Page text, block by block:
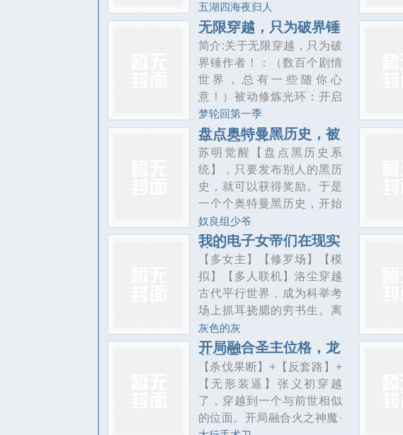
垒。当别人为半块压缩饼干
拼命时，他的房车已装载着
自动净水系统和微型生态农
场。但真正的危机来自迷雾
深处——那些杀不死的诡异
追逐着迁
叛国，垂暮祖母泣血相护，
稚弱幼弟屡遭欺辱，伪善城
主布下天罗地网，要将木家
连根拔起。绝境之中，【万
界植道蜕变系统】骤然激
活，他悟透植道九变，执掌
万植生杀。指尖微动可借风
索命，破封睁眼便瞬杀恶
奴，以寄生种子破连环死
局，召上古战植挡灭世兽
潮，掀翻城主的邪修阴谋，
撞破域外种族的百年收割大
计。从青木城人人可欺的
五湖四海夜归人
无限穿越，只为破界锤
作者！
简介:关于无限穿越，只为破
界锤作者！：（数百个剧情
世界，总有一些随你心
意！）被动修炼光环：开启
后，所学功法、技能全部进
入自动修炼状态……被动穿
越光环：当前世界剧情参与
到达到30%以上，即可再次
穿越……被动敌意光环：感
知任意对宿主产生敌意的目
标，锁定目标位置，通过消
耗积分，可控制目标行为甚
至意志……这是无敌文，走
的是情怀和设定，作者会尽
最大可能还原每一个世界中
的剧情角铯。不脑残，不虐
主，纯爽文，希望
梦轮回第一季
盘点奥特曼黑历史，被
光之国追杀
苏明觉醒【盘点黑历史系
统】，只要发布别人的黑历
史，就可以获得奖励。于是
一个个奥特曼黑历史，开始
展示在诸天万界！炎头队
长！分尸狂魔！近战法师！
巴巴尔你个狗杂种！！消灭
奥特曼的计划，是佐菲制定
的！谢谢你，泰罗！奥特之
王，你为什么折断奥特钥
匙？！我只是个科学家，没
有他们那样的力量！！……
一个个关于光之国的名场面
不断展现在诸天万界，让无
数人为之震撼，原来这些英
雄还有着这种“黑历史”。佐
菲：“我尼玛！谁是那
奴良组少爷
我的电子女帝们在现实
抢我
【多女主】【修罗场】【模
拟】【多人联机】洛尘穿越
古代平行世界，成为科举考
场上抓耳挠腮的穷书生。离
金榜题名只差最后一篇治国
策论，可他连毛笔都不会
用。好在穿越时绑定历史推
演器，在虚拟推演中可以练
习文章，锻炼技能，只要辅
助皇女登基，就能将练习的
才能带回现实。本想着随便
灰色的灰
开局融合圣主位格，龙
相尽显！
【杀伐果断】+【反套路】+
【无形装逼】张义初穿越
了，穿越到一个与前世相似
的位面。开局融合火之神魔·